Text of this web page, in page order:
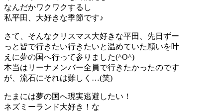
なんだかワクワクするし
私平田、大好きな季節です♪
さて、そんなクリスマス大好きな平田、先日ずー
っと皆で行きたい行きたいと温めていた願いを叶
えに夢の国へ行って参りました(^O^)
本当はリーナメンバー全員で行きたかったのです
が、流石にそれは難しく…(笑)
たまには夢の国へ現実逃避したい！
ネズミーランド大好き！な